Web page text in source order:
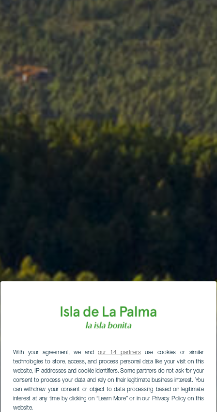
With your agreement, we andour 14 partnersuse cookies or similar
technologies to store, access, and process personal data like your visit on this
website, IP addresses and cookie identifiers. Some partners do not ask for your
consent to process your data and rely on their legitimate business interest. You
can withdraw your consent or object to data processing based on legitimate
interest at any time by clicking on “Learn More” or in our Privacy Policy on this
website.